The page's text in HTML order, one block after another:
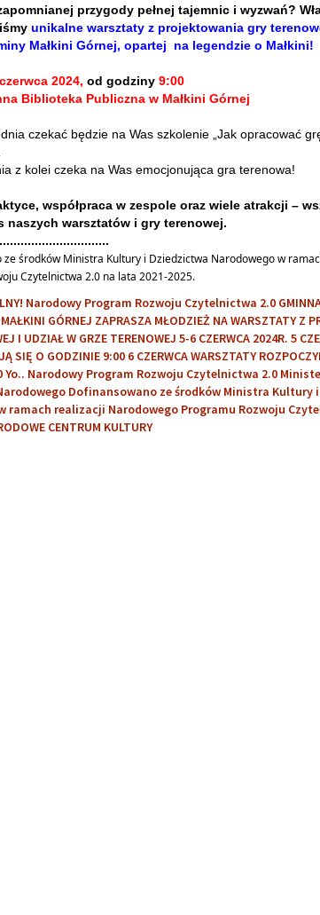
przygody pełnej tajemnic i wyzwań?
unikalne warsztaty z projektowania gry
Małkini Górnej, opartej na legendzie o Małkini!
2024, od godziny 9:00
Biblioteka Publiczna w Małkini Górnej
czekać będzie na Was szkolenie „Jak opracować
z kolei czeka na Was emocjonująca gra terenowa!
współpraca w zespole oraz wiele atrakcji –
naszych warsztatów i gry terenowej.
ze środków Ministra Kultury i Dziedzictwa Narodowego w
Czytelnictwa 2.0 na lata 2021-2025.